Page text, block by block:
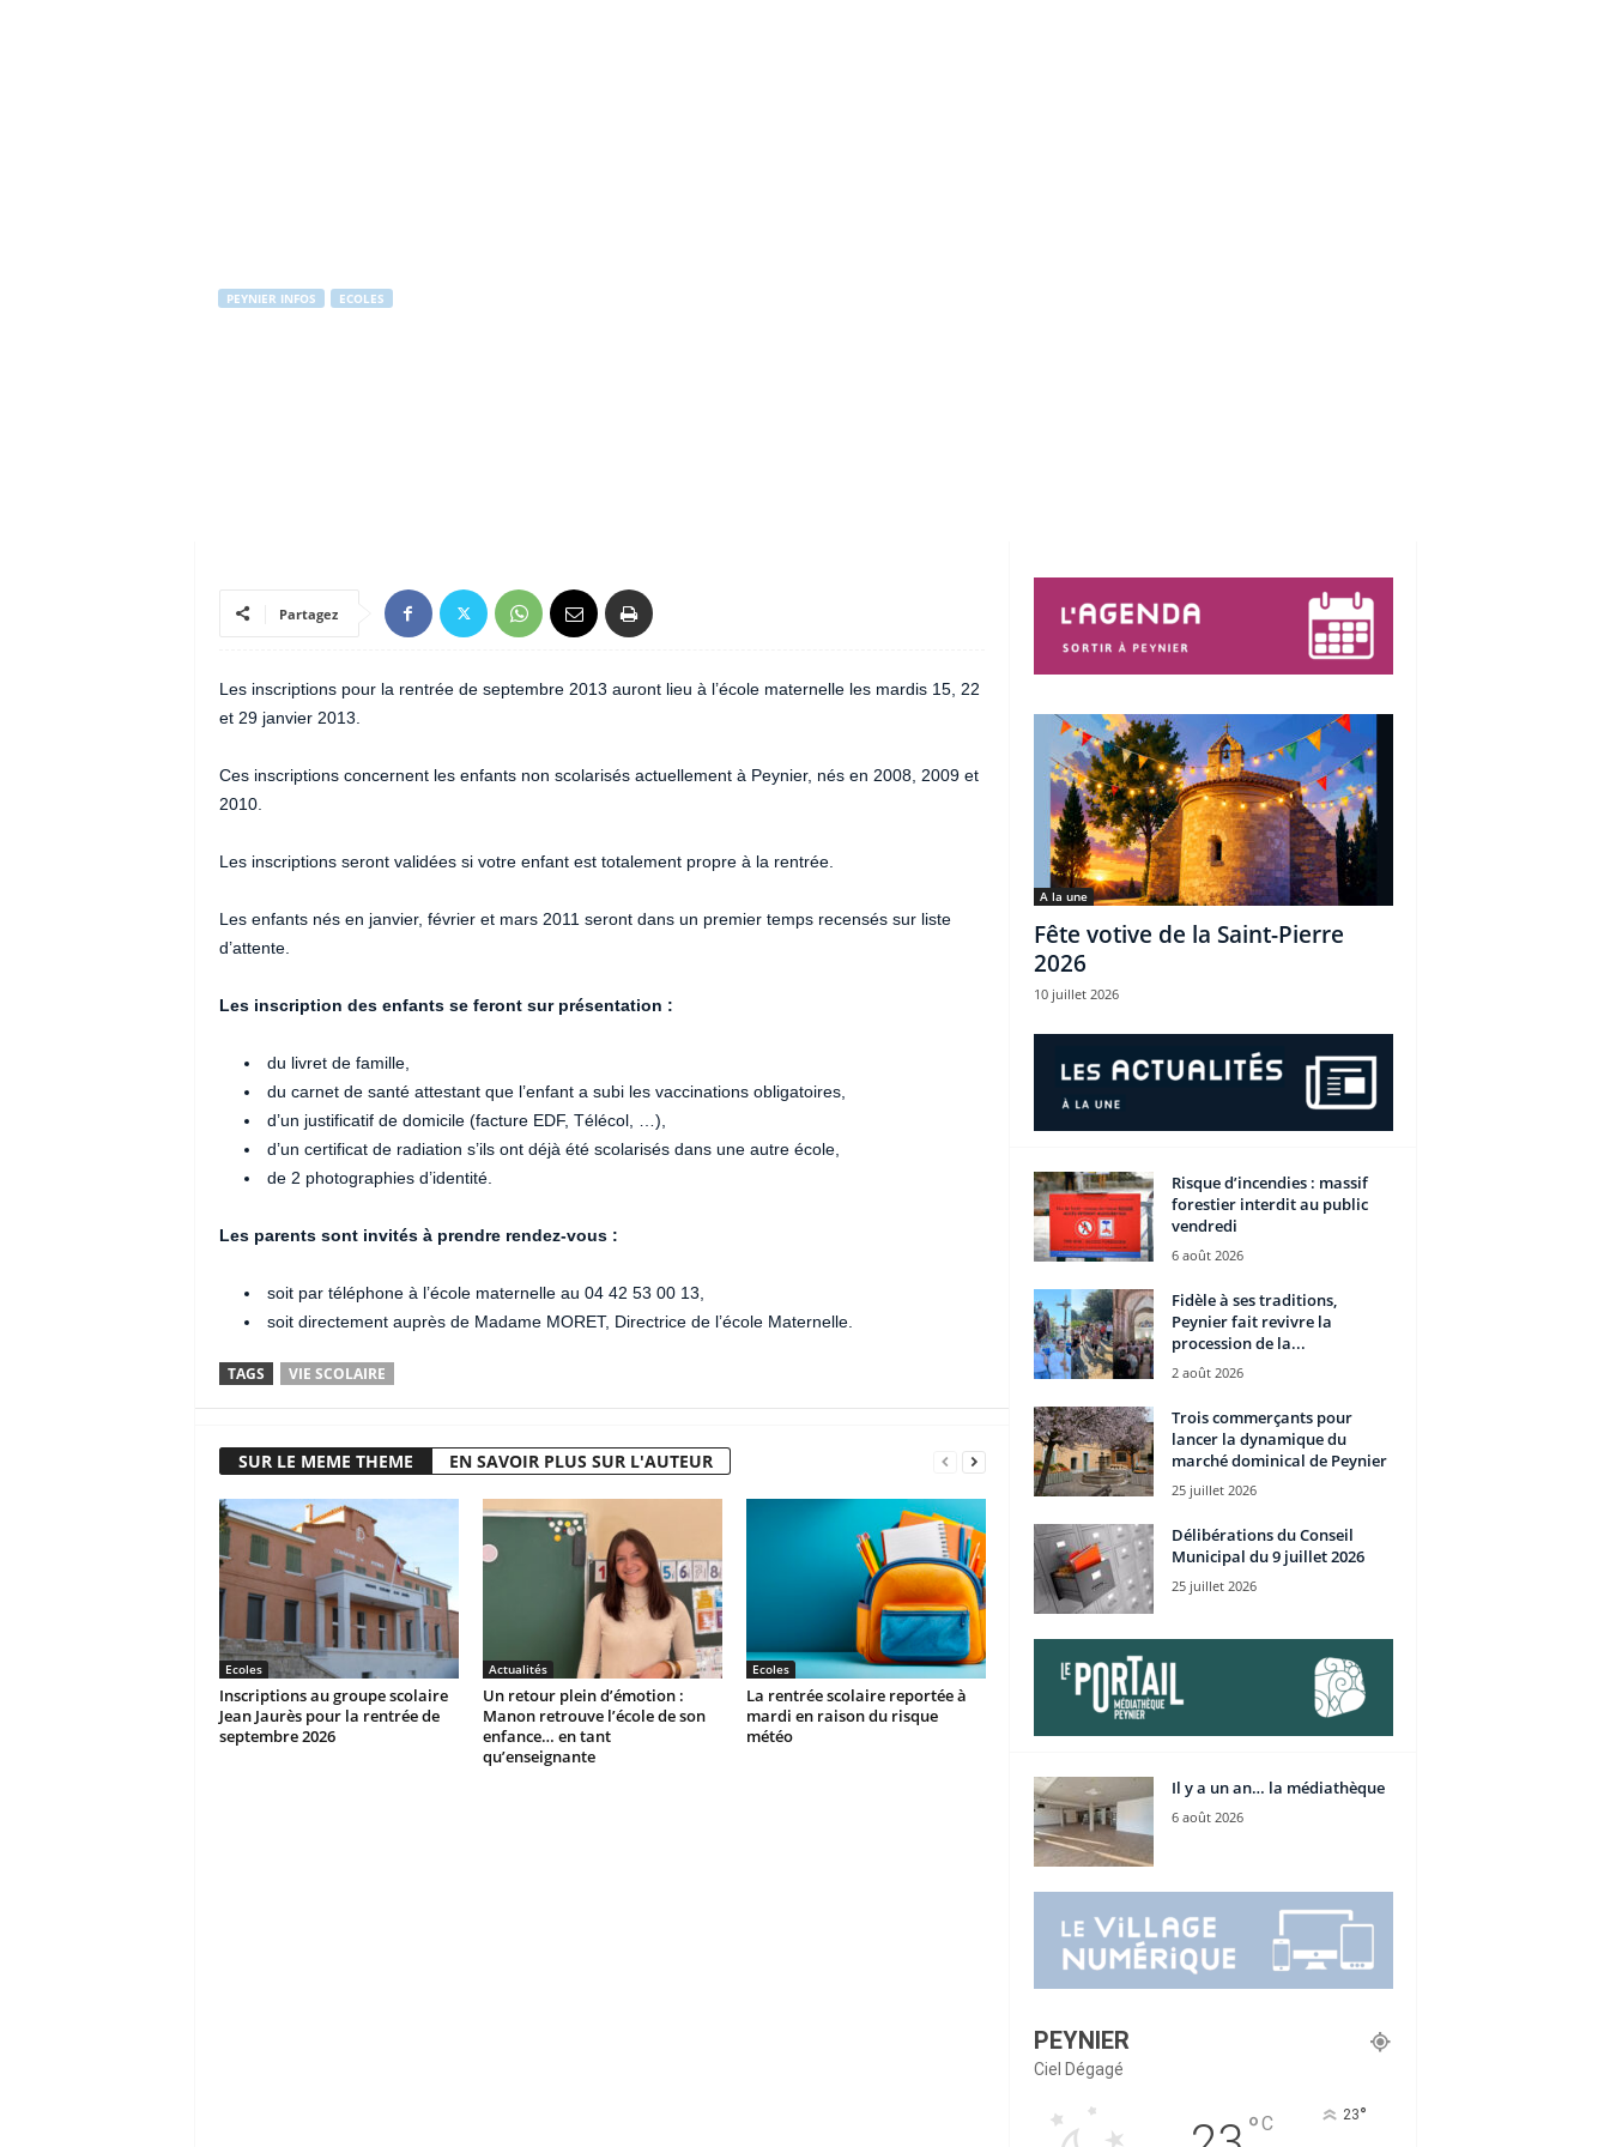
PEYNIER INFOS ECOLES
Partagez
Les inscriptions pour la rentrée de septembre 2013 auront lieu à l’école maternelle les mardis 15, 22
et 29 janvier 2013.
Ces inscriptions concernent les enfants non scolarisés actuellement à Peynier, nés en 2008, 2009 et
2010.
Les inscriptions seront validées si votre enfant est totalement propre à la rentrée.
Les enfants nés en janvier, février et mars 2011 seront dans un premier temps recensés sur liste
d’attente.
Les inscription des enfants se feront sur présentation :
du livret de famille,
du carnet de santé attestant que l’enfant a subi les vaccinations obligatoires,
d’un justificatif de domicile (facture EDF, Télécol, …),
d’un certificat de radiation s’ils ont déjà été scolarisés dans une autre école,
de 2 photographies d’identité.
Les parents sont invités à prendre rendez-vous :
soit par téléphone à l’école maternelle au 04 42 53 00 13,
soit directement auprès de Madame MORET, Directrice de l’école Maternelle.
TAGS VIE SCOLAIRE
SUR LE MEME THEME EN SAVOIR PLUS SUR L'AUTEUR
Ecoles
Inscriptions au groupe scolaire
Jean Jaurès pour la rentrée de
septembre 2026
Actualités
Un retour plein d’émotion :
Manon retrouve l’école de son
enfance… en tant
qu’enseignante
Ecoles
La rentrée scolaire reportée à
mardi en raison du risque
météo
A la une
Fête votive de la Saint-Pierre
2026
10 juillet 2026
Risque d’incendies : massif
forestier interdit au public
vendredi
6 août 2026
Fidèle à ses traditions,
Peynier fait revivre la
procession de la...
2 août 2026
Trois commerçants pour
lancer la dynamique du
marché dominical de Peynier
25 juillet 2026
Délibérations du Conseil
Municipal du 9 juillet 2026
25 juillet 2026
Il y a un an… la médiathèque
6 août 2026
PEYNIER
Ciel Dégagé
°C 23°